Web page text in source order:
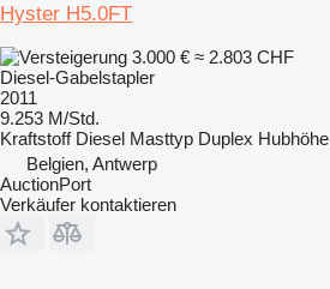
Hyster H5.0FT
3.000 € ≈ 2.803 CHF
Diesel-Gabelstapler
2011
9.253 M/Std.
Kraftstoff Diesel Masttyp Duplex Hubhöhe
Belgien, Antwerp
AuctionPort
Verkäufer kontaktieren